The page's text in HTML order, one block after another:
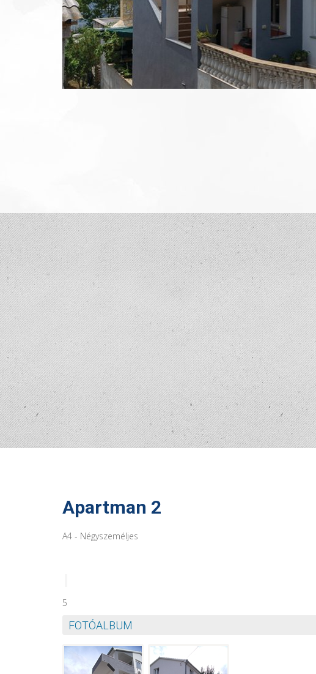
Apartman 2
A4 - Négyszeméljes
​5
FOTÓALBUM